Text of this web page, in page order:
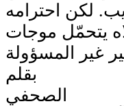
لكن احترامه
يتحمّل موجات
بقلم
الصحفي